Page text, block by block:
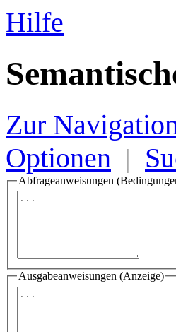
Hilfe
Zur
Optionen |
Abfrageanweisungen
Ausgabeanweisungen (Anzeige)